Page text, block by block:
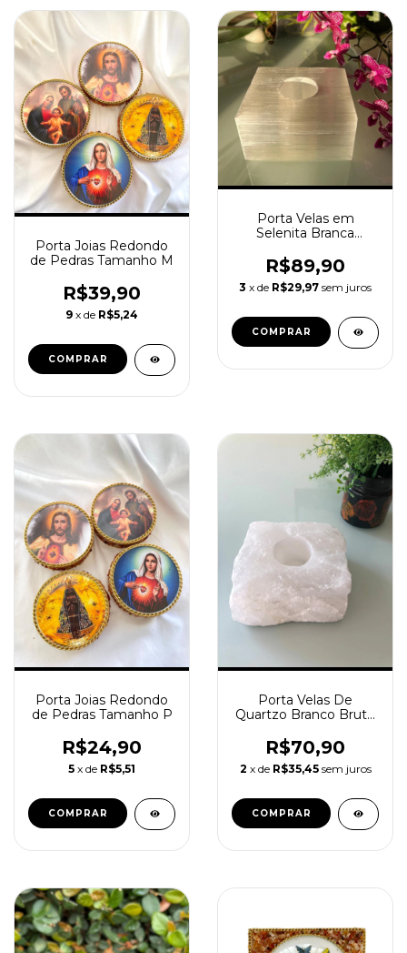
Porta Joias Redondo
de Pedras Tamanho M
R$39,90
9 x de R$5,24
COMPRAR
Porta Velas em
Selenita Branca
R$89,90
3 x de R$29,97 sem juros
Porta Joias Redondo
de Pedras Tamanho P
R$24,90
5 x de R$5,51
COMPRAR
Porta Velas De
Quartzo Branco Bruto
R$70,90
2 x de R$35,45 sem juros